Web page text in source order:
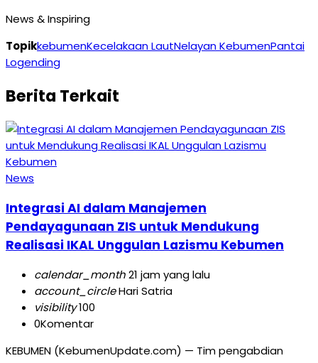
News & Inspiring
TopikkebumenKecelakaan LautNelayan KebumenPantai
Logending
Berita Terkait
News
Integrasi AI dalam Manajemen
Pendayagunaan ZIS untuk Mendukung
Realisasi IKAL Unggulan Lazismu Kebumen
calendar_month21 jam yang lalu
account_circleHari Satria
visibility100
0Komentar
KEBUMEN (KebumenUpdate.com) — Tim pengabdian